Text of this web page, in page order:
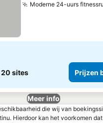
Moderne 24-uurs
20 sites Prijzen
Meer info
die wij van
Hierdoor kan het voorkomen